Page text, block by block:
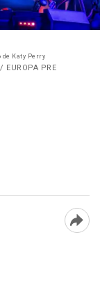
Katy Perry
EUROPA PRE